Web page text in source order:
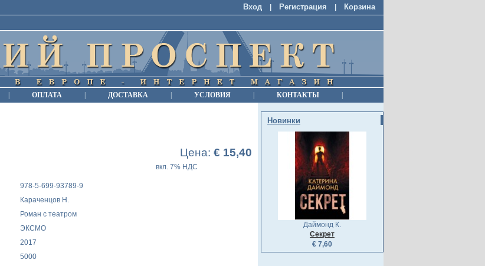
Вход Регистрация Корзина
ОПЛАТА ДОСТАВКА УСЛОВИЯ КОНТАКТЫ
Цена: € 15,40
вкл. 7% НДС
978-5-699-93789-9
Караченцов Н.
Роман с театром
ЭКСМО
2017
5000
Новинки
Даймонд К.
Секрет
€ 7,60